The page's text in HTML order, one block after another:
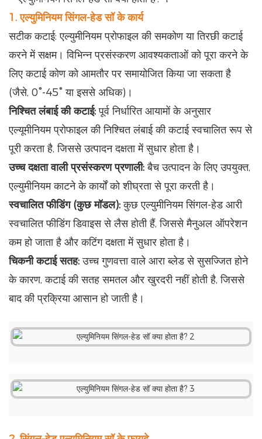
1. एल्युमिनियम सिंगल-हेड सॉ के कार्य
सटीक कटाई: एल्युमीनियम प्रोफाइल की समकोण या तिरछी कटाई
करने में सक्षम। विभिन्न प्रसंस्करण आवश्यकताओं को पूरा करने के
लिए कटाई कोण को आमतौर पर समायोजित किया जा सकता है
(जैसे, 0°-45° या इससे अधिक)।
निश्चित लंबाई की कटाई:पूर्व निर्धारित आयामों के अनुसार
एल्यूमीनियम प्रोफाइल की निश्चित लंबाई की कटाई स्वचालित रूप से
पूरी करता है, जिससे उत्पादन दक्षता में सुधार होता है।
उच्च दक्षता वाली प्रसंस्करण प्रणाली:बैच उत्पादन के लिए उपयुक्त,
एल्युमीनियम काटने के कार्यों को शीघ्रता से पूरा करती है।
स्वचालित फीडिंग (कुछ मॉडल):कुछ एल्युमीनियम सिंगल-हेड आरी
स्वचालित फीडिंग डिवाइस से लैस होती हैं, जिससे मैनुअल ऑपरेशन
कम हो जाता है और कटिंग दक्षता में सुधार होता है।
चिकनी कटाई सतह:उच्च गुणवत्ता वाले आरा ब्लेड से सुसज्जित होने
के कारण, कटाई की सतह समतल और खुरदरी नहीं होती है, जिससे
बाद की प्रक्रिया आसान हो जाती है।